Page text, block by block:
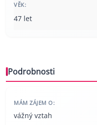
VĚK:
47 let
Podrobnosti
MÁM ZÁJEM O:
vážný vztah